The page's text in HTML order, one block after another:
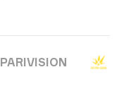
PARIVISION